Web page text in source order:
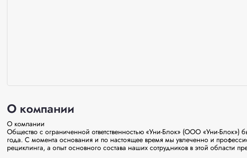
О компании
О компании
Общество с ограниченной ответственностью «Уни-Блок» (ООО «Уни-Блок»)
года. С момента основания и по настоящее время мы увлеченно и
рециклинга, а опыт основного состава наших сотрудников в этой области